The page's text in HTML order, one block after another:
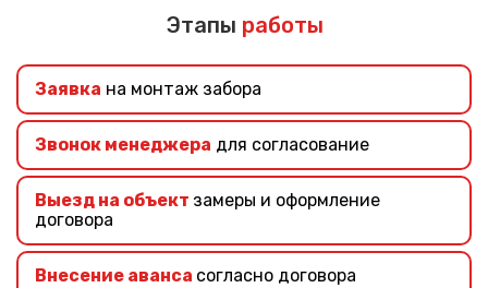
учитывая ваши требования и финансовые
Этапы работы
Заявка на монтаж забора
Звонок менеджера для согласование
Выезд на объект замеры и оформление
договора
Внесение аванса согласно договора